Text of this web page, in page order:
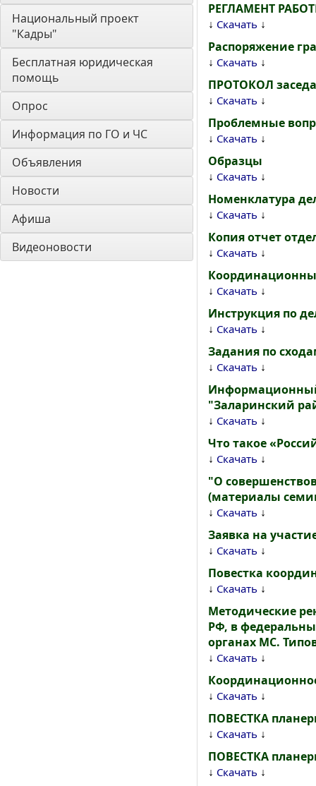
Национальный проект
"Кадры"
Бесплатная юридическая
помощь
Опрос
Информация по ГО и ЧС
Объявления
Новости
Афиша
Видеоновости
РЕГЛАМЕНТ
↓ Скачать ↓
Распоряжение
↓ Скачать ↓
ПРОТОКОЛ
↓ Скачать ↓
Проблемные
↓ Скачать ↓
Образцы
↓ Скачать ↓
Номенклатура
↓ Скачать ↓
Копия отчет
↓ Скачать ↓
↓ Скачать ↓
Инструкция по
↓ Скачать ↓
Задания по
↓ Скачать ↓
Информационный
"Заларинский
↓ Скачать ↓
Что такое
↓ Скачать ↓
"О
(материалы
↓ Скачать ↓
Заявка на
↓ Скачать ↓
Повестка
↓ Скачать ↓
Методические
РФ, в
органах МС.
↓ Скачать ↓
↓ Скачать ↓
ПОВЕСТКА
↓ Скачать ↓
ПОВЕСТКА
↓ Скачать ↓